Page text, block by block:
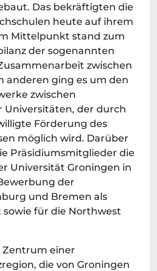
Das bekräftigten die
heute auf ihrem
Mittelpunkt stand zum
der sogenannten
zwischen
anderen ging es um den
zwischen
Universitäten, der durch
Förderung des
möglich wird. Darüber
Präsidiumsmitglieder die
Universität Groningen in
der
und Bremen als
sowie für die Northwest
Zentrum einer
die von Groningen